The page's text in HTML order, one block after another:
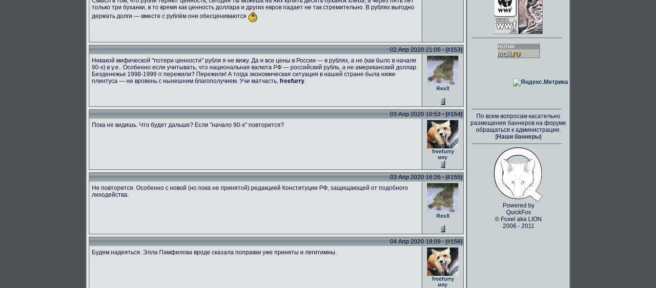
только три буханки, в то время как ценность доллара и других евров падает не так стремительно. В рублях выгодно
держать долги — вместе с рублём они обесцениваются
02 Апр 2020 21:06 - [#153]
Никакой мифической "потери ценности" рубля я не вижу. Да и все цены в России — в рублях, а не (как было в начале
90-х) в у.е.. Особенно если учитывать, что национальная валюта РФ — российский рубль, а не американский доллар.
Безденежье 1998-1999 гг пережили? Пережили! А тогда экономическая ситуация в нашей стране была ниже
плинтуса — не вровень с нынешним благополучием. Учи матчасть, freefurry.
RexX
03 Апр 2020 10:53 - [#154]
Пока не видишь. Что будет дальше? Если "начало 90-х" повторится?
freefurry
мяу
03 Апр 2020 16:26 - [#155]
Не повторится. Особенно с новой (но пока не принятой) редакцией Конституции РФ, защищающей от подобного
лиходейства.
RexX
04 Апр 2020 18:09 - [#156]
Будем надеяться. Элла Памфилова вроде сказала поправки уже приняты и легитимны.
freefurry
мяу
По всем вопросам касательно
размещения баннеров на форуме
обращаться к администрации.
[Наши баннеры]
Powered by
QuickFox
© Foxel aka LION
2006 - 2011